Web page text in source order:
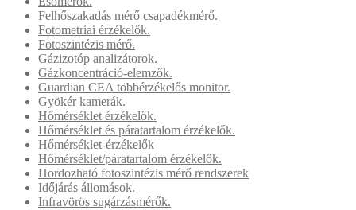
Felhőszakadás mérő csapadékmérő.
Fotometriai érzékelők.
Fotoszintézis mérő.
Gázizotóp analizátorok.
Gázkoncentráció-elemzők.
Guardian CEA többérzékelős monitor.
Gyökér kamerák.
Hőmérséklet érzékelők.
Hőmérséklet és páratartalom érzékelők.
Hőmérséklet-érzékelők
Hőmérséklet/páratartalom érzékelők.
Hordozható fotoszintézis mérő rendszerek
Időjárás állomások.
Infravörös sugárzásmérők.